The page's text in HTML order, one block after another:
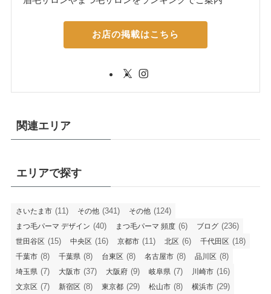
お店の掲載はこちら
関連エリア
エリアで探す
さいたま市 (11) その他 (341) その他 (124)
まつ毛パーマ デザイン (40) まつ毛パーマ 頻度 (6) ブログ (236)
世田谷区 (15) 中央区 (16) 京都市 (11) 北区 (6) 千代田区 (18)
千葉市 (8) 千葉県 (8) 台東区 (8) 名古屋市 (8) 品川区 (8)
埼玉県 (7) 大阪市 (37) 大阪府 (9) 岐阜県 (7) 川崎市 (16)
文京区 (7) 新宿区 (8) 東京都 (29) 松山市 (8) 横浜市 (29)